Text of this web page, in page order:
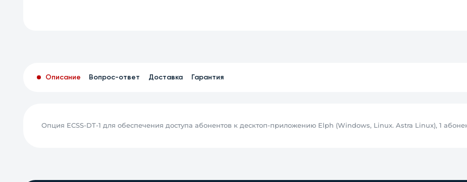
Описание Вопрос-ответ Доставка Гарантия
Опция ECSS-DT-1 для обеспечения доступа абонентов к десктоп-приложению Elph (Windows, Linux. Astra Linux), 1